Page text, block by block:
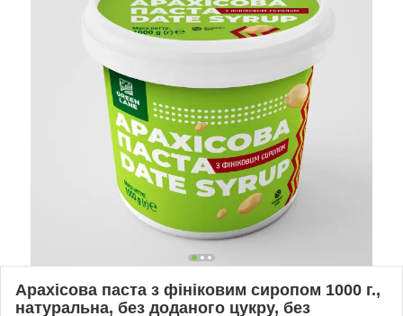
Арахісова паста з фініковим сиропом 1000 г.,
натуральна, без доданого цукру, без